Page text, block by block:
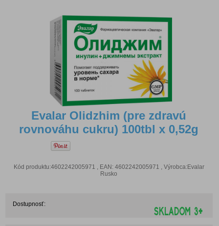
Evalar Olidzhim (pre zdravú
rovnováhu cukru) 100tbl x 0,52g
Kód produktu:4602242005971 , EAN: 4602242005971 , Výrobca:Evalar
Rusko
Dostupnosť: